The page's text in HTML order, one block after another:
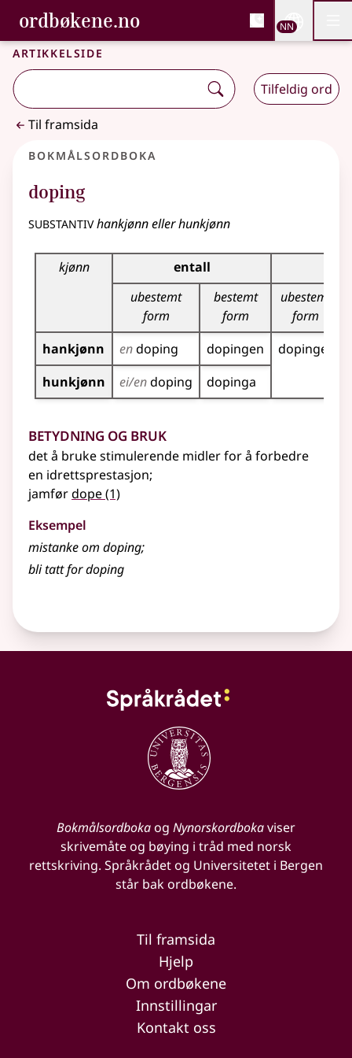
Gå til hovudinnhald
Tilgjenge
ordbøkene.no, Bokmålsordboka og
Bokmålsordboka og Nynorskordboka
NN
Artikkelside
Tilfeldig ord
Til framsida
Bokmålsordboka
doping
substantivhankjønn eller hunkjønn
Bøyingstabell for dette substantivet
kjønn entall
ubestemt
form
bestemt
form
ubestemt
form
hankjønn
endoping dopingen dopinger
hunkjønn
ei/endoping dopinga
Betydning og bruk
det å bruke stimulerende midler for å forbedre
en idrettsprestasjon;
jamførdope(1)
Eksempel
mistanke om doping;
bli tatt fordoping
Bokmålsordbokaog Nynorskordbokaviser
skrivemåte og bøying i tråd med norsk
rettskriving. Språkrådet og Universitetet i Bergen
står bak ordbøkene.
Til framsida
Hjelp
Om ordbøkene
Innstillingar
Kontakt oss